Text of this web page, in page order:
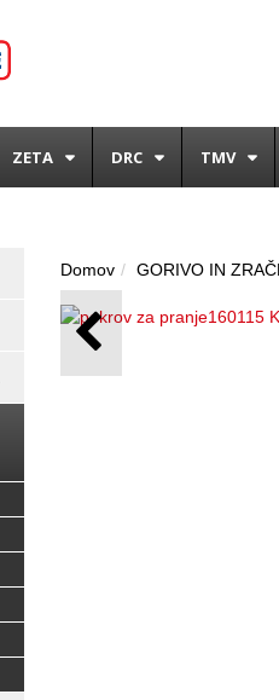
ZETA DRC TMV
Domov GORIVO IN